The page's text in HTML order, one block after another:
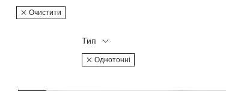
Очистити
Тип
Однотонні